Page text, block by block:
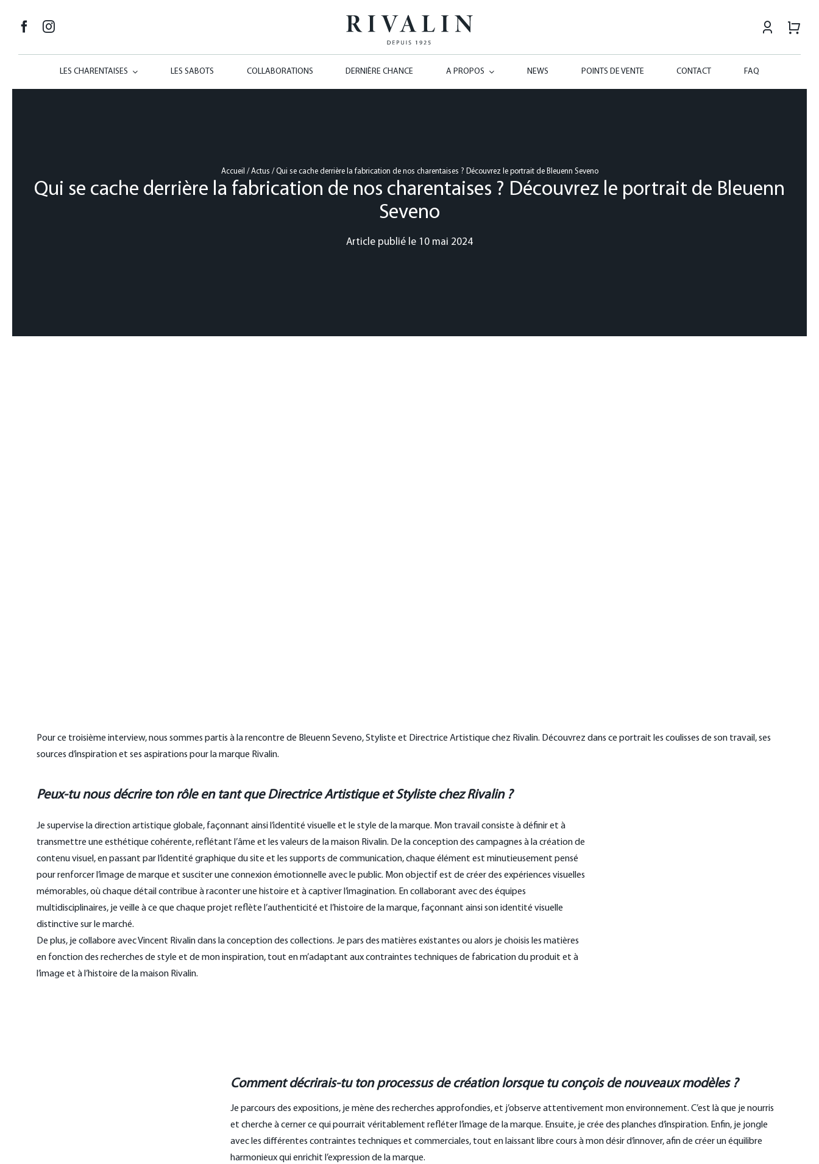
LES CHARENTAISES LES SABOTS COLLABORATIONS DERNIÈRE CHANCE A PROPOS NEWS POINTS DE VENTE CONTACT FAQ
Accueil / Actus / Qui se cache derrière la fabrication de nos charentaises ? Découvrez le portrait de Bleuenn Seveno
Qui se cache derrière la fabrication de nos charentaises ? Découvrez le portrait de Bleuenn
Seveno
Article publié le 10 mai 2024
Pour ce troisième interview, nous sommes partis à la rencontre de Bleuenn Seveno, Styliste et Directrice Artistique chez Rivalin. Découvrez dans ce portrait les coulisses de son travail, ses
sources d’inspiration et ses aspirations pour la marque Rivalin.
Peux-tu nous décrire ton rôle en tant que Directrice Artistique et Styliste chez Rivalin ?
Je supervise la direction artistique globale, façonnant ainsi l’identité visuelle et le style de la marque. Mon travail consiste à définir et à
transmettre une esthétique cohérente, reflétant l’âme et les valeurs de la maison Rivalin. De la conception des campagnes à la création de
contenu visuel, en passant par l’identité graphique du site et les supports de communication, chaque élément est minutieusement pensé
pour renforcer l’image de marque et susciter une connexion émotionnelle avec le public. Mon objectif est de créer des expériences visuelles
mémorables, où chaque détail contribue à raconter une histoire et à captiver l’imagination. En collaborant avec des équipes
multidisciplinaires, je veille à ce que chaque projet reflète l’authenticité et l’histoire de la marque, façonnant ainsi son identité visuelle
distinctive sur le marché.
De plus, je collabore avec Vincent Rivalin dans la conception des collections. Je pars des matières existantes ou alors je choisis les matières
en fonction des recherches de style et de mon inspiration, tout en m’adaptant aux contraintes techniques de fabrication du produit et à
l’image et à l’histoire de la maison Rivalin.
Comment décrirais-tu ton processus de création lorsque tu conçois de nouveaux modèles ?
Je parcours des expositions, je mène des recherches approfondies, et j’observe attentivement mon environnement. C’est là que je nourris
et cherche à cerner ce qui pourrait véritablement refléter l’image de la marque. Ensuite, je crée des planches d’inspiration. Enfin, je jongle
avec les différentes contraintes techniques et commerciales, tout en laissant libre cours à mon désir d’innover, afin de créer un équilibre
harmonieux qui enrichit l’expression de la marque.